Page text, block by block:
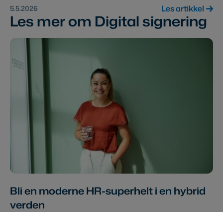
5.5.2026 Les artikkel
Les mer om Digital signering
Bli en moderne HR-superhelt i en hybrid
verden